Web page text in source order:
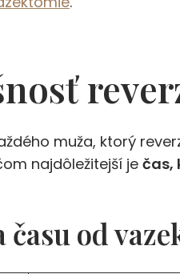
muža, ktorý
najdôležitejší je čas,
času od